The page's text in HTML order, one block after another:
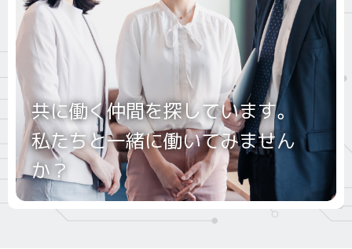
共に働く仲間を探しています。
私たちと一緒に働いてみません
か？